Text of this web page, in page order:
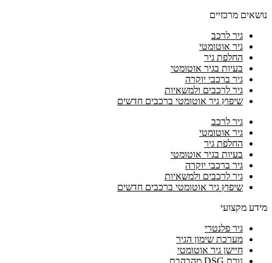
נושאים מרכזיים
גיר לרכב
גיר אוטומטי
החלפת גיר
בעיות בגיר אוטומטי
גיר ברכבי יוקרה
גיר לרכבים ולמשאיות
שיפוץ גיר אוטומטי ברכבים חדשים
גיר לרכב
גיר אוטומטי
החלפת גיר
בעיות בגיר אוטומטי
גיר ברכבי יוקרה
גיר לרכבים ולמשאיות
שיפוץ גיר אוטומטי ברכבים חדשים
מידע מקצועי
גיר פלנטרי
מערכת שימון הגיר
חיישן גיר אוטומטי
נורת DSG מהבהבת